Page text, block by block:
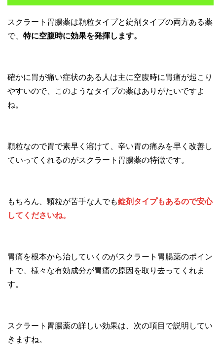
スクラート胃腸薬は顆粒タイプと錠剤タイプの両方ある薬
で、 特に空腹時に効果を発揮します。
確かに胃が痛い症状のある人は主に空腹時に胃痛が起こり
やすいので、このようなタイプの薬はありがたいですよ
ね。
顆粒なので胃で素早く溶けて、辛い胃の痛みを早く改善し
ていってくれるのがスクラート胃腸薬の特徴です。
もちろん、顆粒が苦手な人でも錠剤タイプもあるので安心
してくださいね。
胃痛を根本から治していくのがスクラート胃腸薬のポイン
トで、様々な有効成分が胃痛の原因を取り去ってくれま
す。
スクラート胃腸薬の詳しい効果は、次の項目で説明してい
きますね。